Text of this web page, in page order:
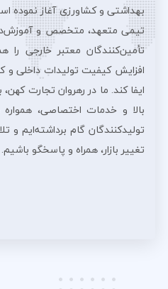
بهداشتی و کشاورزی آغاز نموده
تیمی متعهد، متخصص و
تأمین‌کنندگان معتبر خارجی
افزایش کیفیت تولیدات داخلی و
ایفا کند. ما در رهروان تجارت کهن،
بالا و خدمات اختصاصی،
تولیدکنندگان گام برداشته‌ایم و
تغییر بازار، همراه و پاسخگو باشیم.